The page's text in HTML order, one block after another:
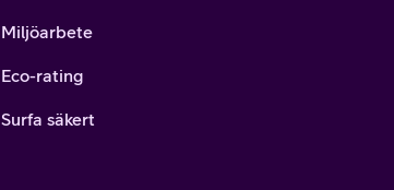
Miljöarbete
Eco-rating
Surfa säkert